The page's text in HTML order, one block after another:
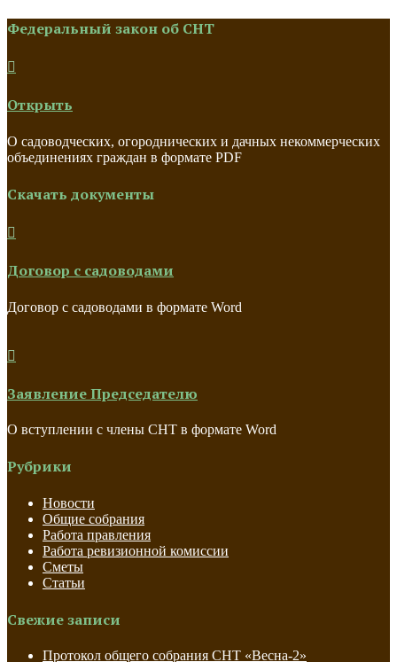
Федеральный закон об СНТ

Открыть
О садоводческих, огороднических и дачных некоммерческих
объединениях граждан в формате PDF
Скачать документы

Договор с садоводами
Договор с садоводами в формате Word

Заявление Председателю
О вступлении с члены СНТ в формате Word
Рубрики
Новости
Общие собрания
Работа правления
Работа ревизионной комиссии
Сметы
Статьи
Свежие записи
Протокол общего собрания СНТ «Весна-2»